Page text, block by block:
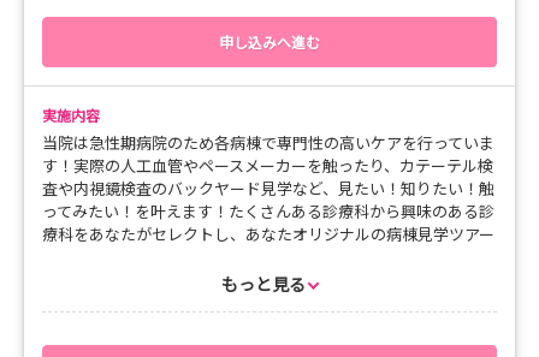
申し込みへ進む
実施内容
当院は急性期病院のため各病棟で専門性の高いケアを行っていま
す！実際の人工血管やペースメーカーを触ったり、カテーテル検
査や内視鏡検査のバックヤード見学など、見たい！知りたい！触
ってみたい！を叶えます！たくさんある診療科から興味のある診
療科をあなたがセレクトし、あなたオリジナルの病棟見学ツアー
務表ものぞいてみましょう！また広くてきれいな寮の見学もでき
もっと見る